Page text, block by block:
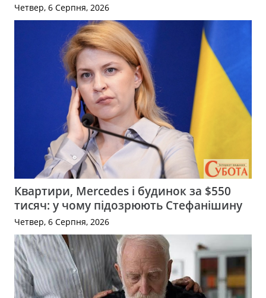
Четвер, 6 Серпня, 2026
Квартири, Mercedes і будинок за $550
тисяч: у чому підозрюють Стефанішину
Четвер, 6 Серпня, 2026